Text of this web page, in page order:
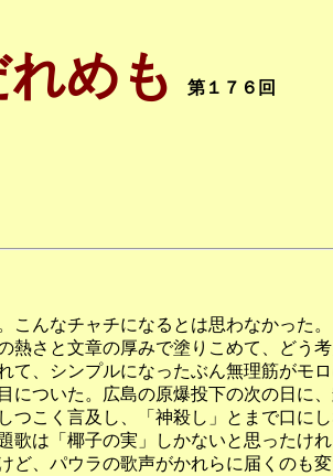
めも 第１７６回
んなチャチになるとは思わなかった。
さと文章の厚みで塗りこめて、どう
て、シンプルになったぶん無理筋がモ
ついた。広島の原爆投下の次の日に
つこく言及し、「神殺し」とまで口に
は「椰子の実」しかないと思ったけ
ど、パウラの歌声がかれらに届くのも変